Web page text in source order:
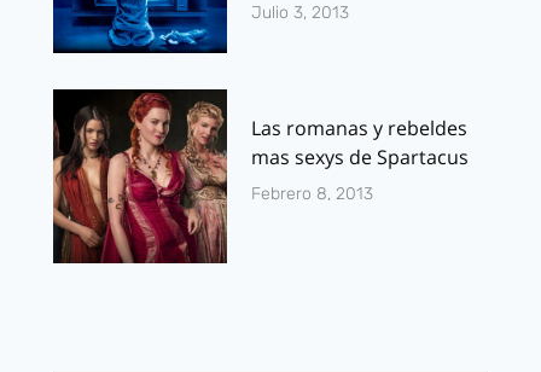
Julio 3, 2013
Las romanas y rebeldes
mas sexys de Spartacus
Febrero 8, 2013